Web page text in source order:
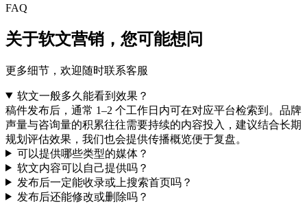
FAQ
关于软文营销， 您可能想问
更多细节，欢迎随时联系客服
软文一般多久能看到效果？
稿件发布后，通常 1–2 个工作日内可在对应平台检索到。品牌
声量与咨询量的积累往往需要持续的内容投入，建议结合长期
规划评估效果，我们也会提供传播概览便于复盘。
可以提供哪些类型的媒体？
软文内容可以自己提供吗？
发布后一定能收录或上搜索首页吗？
发布后还能修改或删除吗？